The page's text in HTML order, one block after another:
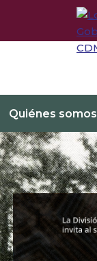
Quiénes somos